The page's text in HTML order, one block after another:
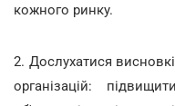
кожного ринку.
2. Дослухатися
організацій: